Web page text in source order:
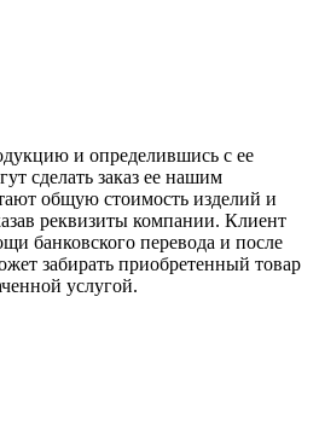
и определившись с ее
сделать заказ ее нашим
общую стоимость изделий и
реквизиты компании. Клиент
банковского перевода и после
забирать приобретенный товар
услугой.